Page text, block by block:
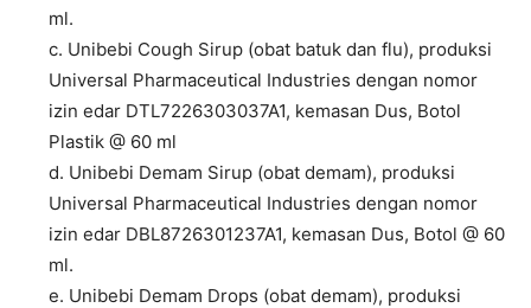
ml.
c. Unibebi Cough Sirup (obat batuk dan flu), produksi
Universal Pharmaceutical Industries dengan nomor
izin edar DTL7226303037A1, kemasan Dus, Botol
Plastik @ 60 ml
d. Unibebi Demam Sirup (obat demam), produksi
Universal Pharmaceutical Industries dengan nomor
izin edar DBL8726301237A1, kemasan Dus, Botol @ 60
ml.
e. Unibebi Demam Drops (obat demam), produksi